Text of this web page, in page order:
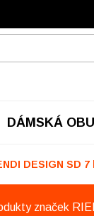
DÁMSKÁ
DESIGN SD 7
značek